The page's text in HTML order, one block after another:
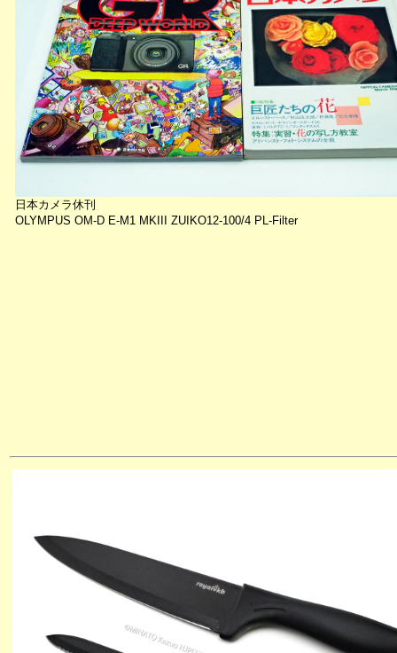
日本カメラ休刊
OLYMPUS OM-D E-M1 MKIII ZUIKO12-100/4 PL-Filter